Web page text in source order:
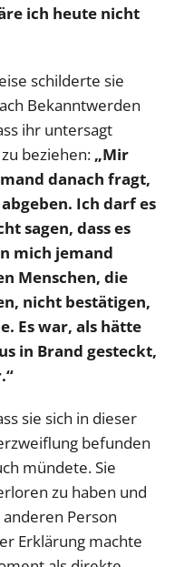
ich heute nicht
schilderte sie
Bekanntwerden
ihr untersagt
beziehen: „Mir
danach fragt,
Ich darf es
sagen, dass es
mich jemand
Menschen, die
nicht bestätigen,
Es war, als hätte
in Brand gesteckt,
sie sich in dieser
befunden
mündete. Sie
zu haben und
Person
Erklärung machte